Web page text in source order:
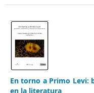
En torno a Primo Levi:
en la literatura